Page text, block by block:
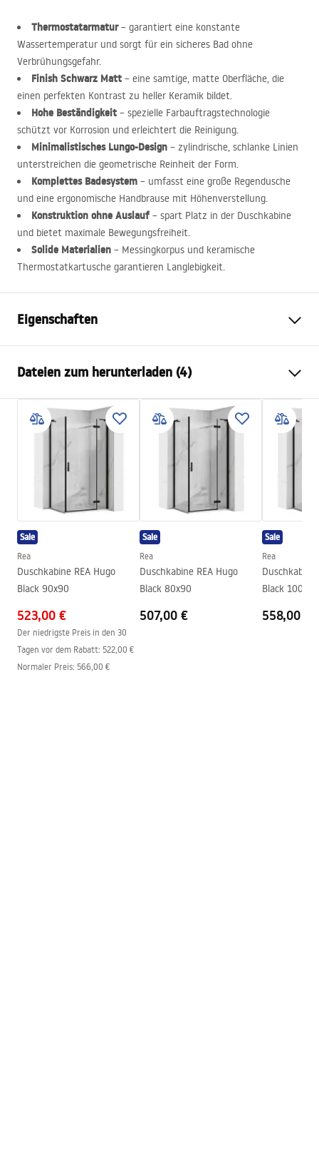
Thermostatarmatur– garantiert eine konstante
Wassertemperatur und sorgt für ein sicheres Bad ohne
Verbrühungsgefahr.
Finish Schwarz Matt – eine samtige, matte Oberfläche, die
einen perfekten Kontrast zu heller Keramik bildet.
Hohe Beständigkeit – spezielle Farbauftragstechnologie
schützt vor Korrosion und erleichtert die Reinigung.
Minimalistisches Lungo-Design – zylindrische, schlanke Linien
unterstreichen die geometrische Reinheit der Form.
Komplettes Badesystem – umfasst eine große Regendusche
und eine ergonomische Handbrause mit Höhenverstellung.
Konstruktion ohne Auslauf – spart Platz in der Duschkabine
und bietet maximale Bewegungsfreiheit.
Solide Materialien – Messingkorpus und keramische
Thermostatkartusche garantieren Langlebigkeit.
Eigenschaften
Material
Messing, ABS
Armaturtyp
Thermostat
Montageart
Aufputz
Höhenverstellung
Mindesthöhe
mm
Maximalhöhe
mm
Wannenauslauf
Nein
Druckregelung
Anti-Calc System
Beschichtungstechnologie
PVD
Anschlussmaß
150mm
Modell
Garantie
Dateien zum herunterladen (4)
Informations de sécurité
Garantiebedingungen
Warranty_Terms_and_Conditions_Faucets_-_5.pdf
shower_set.pdf
Pielęgnacja
Pielegnacja.pdf
Sale
Rea
Duschkabine REA Hugo
Black 90x90
523,00 €
Der niedrigste Preis in den 30
Tagen vor dem Rabatt: 522,00 €
Normaler Preis: 566,00 €
Sale
Rea
Duschkabine REA Hugo
Black 80x90
507,00 €
Sale
Rea
Duschkabine
Black 100x80
558,00 €